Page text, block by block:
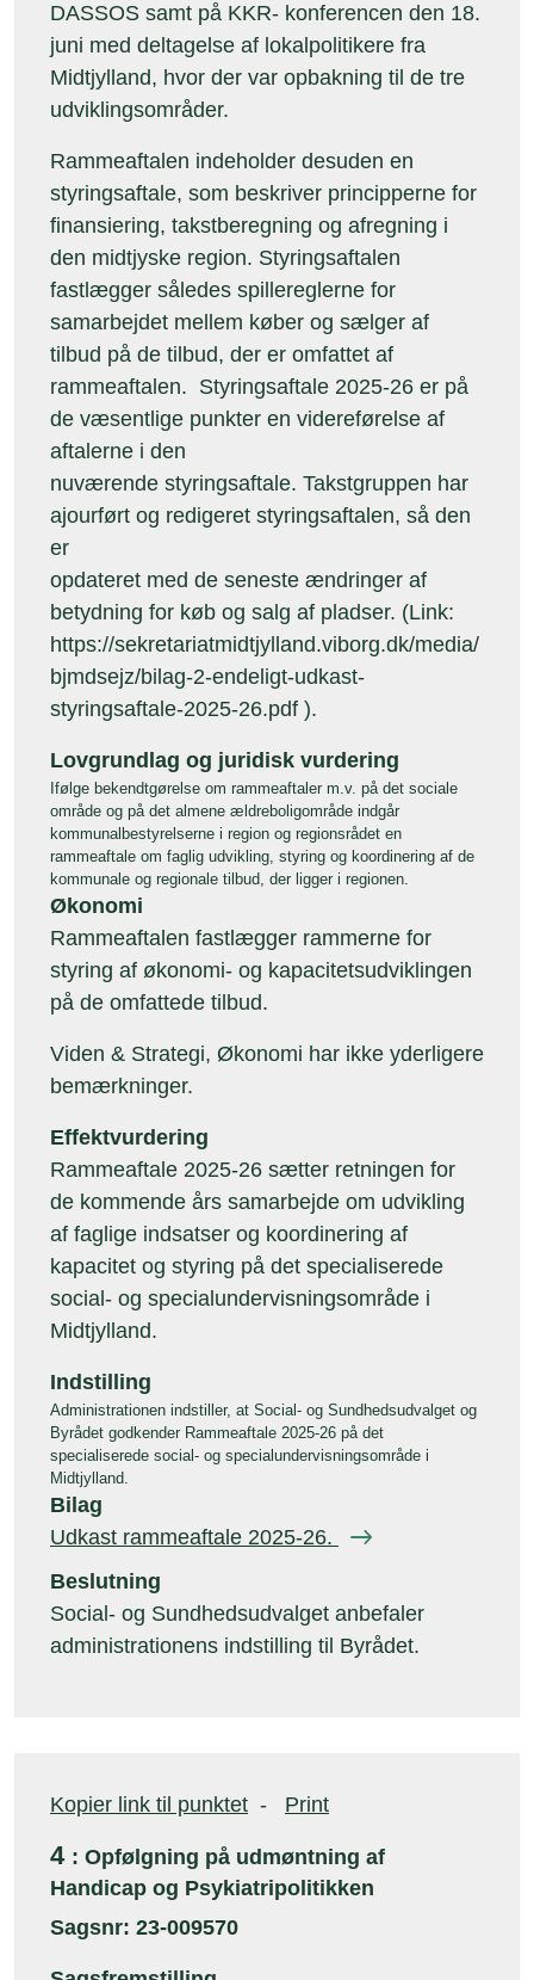
DASSOS samt på KKR- konferencen den 18.
juni med deltagelse af lokalpolitikere fra
Midtjylland, hvor der var opbakning til de tre
udviklingsområder.
Rammeaftalen indeholder desuden en
styringsaftale, som beskriver principperne for
finansiering, takstberegning og afregning i
den midtjyske region. Styringsaftalen
fastlægger således spillereglerne for
samarbejdet mellem køber og sælger af
tilbud på de tilbud, der er omfattet af
rammeaftalen. Styringsaftale 2025-26 er på
de væsentlige punkter en videreførelse af
aftalerne i den
nuværende styringsaftale. Takstgruppen har
ajourført og redigeret styringsaftalen, så den
er
opdateret med de seneste ændringer af
betydning for køb og salg af pladser. (Link:
https://sekretariatmidtjylland.viborg.dk/media/
bjmdsejz/bilag-2-endeligt-udkast-
styringsaftale-2025-26.pdf ).
Lovgrundlag og juridisk vurdering
Ifølge bekendtgørelse om rammeaftaler m.v. på det sociale
område og på det almene ældreboligområde indgår
kommunalbestyrelserne i region og regionsrådet en
rammeaftale om faglig udvikling, styring og koordinering af de
kommunale og regionale tilbud, der ligger i regionen.
Økonomi
Rammeaftalen fastlægger rammerne for
styring af økonomi- og kapacitetsudviklingen
på de omfattede tilbud.
Viden & Strategi, Økonomi har ikke yderligere
bemærkninger.
Effektvurdering
Rammeaftale 2025-26 sætter retningen for
de kommende års samarbejde om udvikling
af faglige indsatser og koordinering af
kapacitet og styring på det specialiserede
social- og specialundervisningsområde i
Midtjylland.
Indstilling
Administrationen indstiller, at Social- og Sundhedsudvalget og
Byrådet godkender Rammeaftale 2025-26 på det
specialiserede social- og specialundervisningsområde i
Midtjylland.
Bilag
Udkast rammeaftale 2025-26.
Beslutning
Social- og Sundhedsudvalget anbefaler
administrationens indstilling til Byrådet.
Kopier link til punktet - Print
4 : Opfølgning på udmøntning af
Handicap og Psykiatripolitikken
Sagsnr: 23-009570